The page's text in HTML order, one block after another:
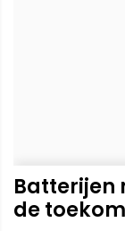
Batterijen
de